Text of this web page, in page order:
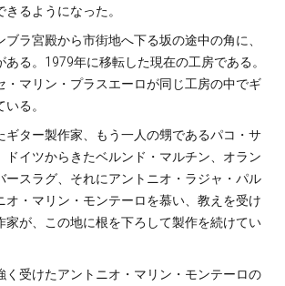
るようになった。
ラ宮殿から市街地へ下る坂の途中の角に、
る。1979年に移転した現在の工房である。
・マリン・プラスエーロが同じ工房の中でギ
る。
ギター製作家、もう一人の甥であるパコ・サ
ドイツからきたベルンド・マルチン、オラン
ースラグ、それにアントニオ・ラジャ・パル
オ・マリン・モンテーロを慕い、教えを受け
家が、この地に根を下ろして製作を続けてい
く受けたアントニオ・マリン・モンテーロの